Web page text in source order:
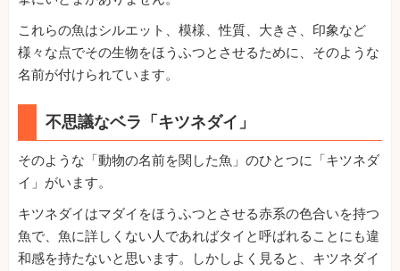
これらの魚はシルエット、模様、性質、大きさ、印象など
様々な点でその生物をほうふつとさせるために、そのような
名前が付けられています。
不思議なベラ「キツネダイ」
そのような「動物の名前を関した魚」のひとつに「キツネダ
イ」がいます。
キツネダイはマダイをほうふつとさせる赤系の色合いを持つ
魚で、魚に詳しくない人であればタイと呼ばれることにも違
和感を持たないと思います。しかしよく見ると、キツネダイ